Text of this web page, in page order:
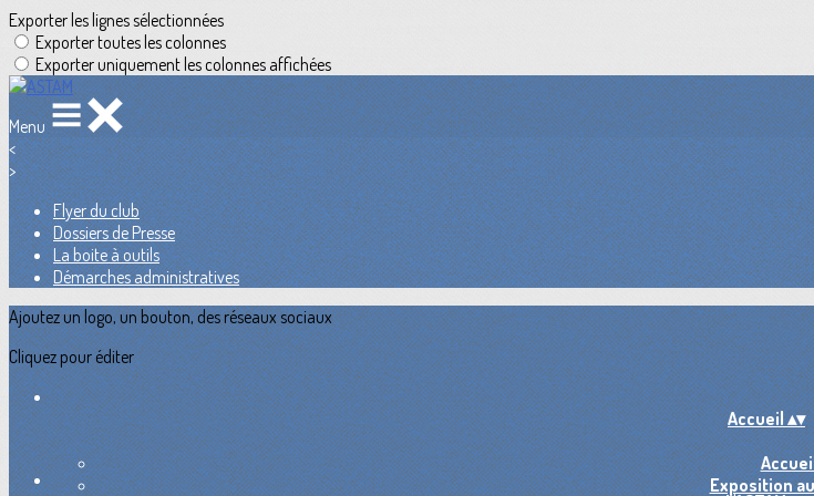
Exporter les lignes sélectionnées
Exporter toutes les colonnes
Exporter uniquement les colonnes affichées
Menu
<
>
Flyer du club
Dossiers de Presse
La boite à outils
Démarches administratives
Ajoutez un logo, un bouton, des réseaux sociaux
Cliquez pour éditer
Accueil▴▾
Exposition